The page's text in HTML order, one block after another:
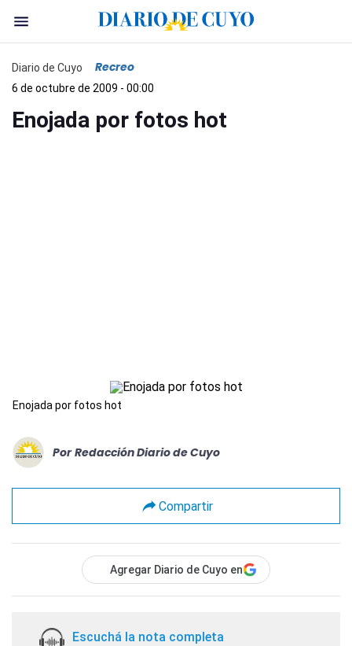
Diario de Cuyo Recreo
6 de octubre de 2009 - 00:00
Enojada por fotos hot
Enojada por fotos hot
Por Redacción Diario de Cuyo
Compartir
Agregar Diario de Cuyo en
Escuchá la nota completa